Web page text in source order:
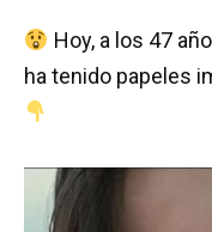
Hoy, a los 47
ha tenido papeles